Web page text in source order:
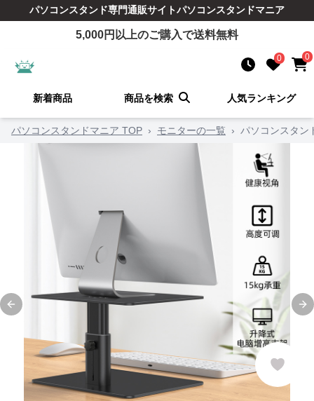
パソコンスタンド専門通販サイトパソコンスタンドマニア
5,000円以上のご購入で送料無料
0 0
新着商品 商品を検索 人気ランキング
パソコンスタンドマニア TOP › モニターの一覧 › パソコンスタン
Previous slide